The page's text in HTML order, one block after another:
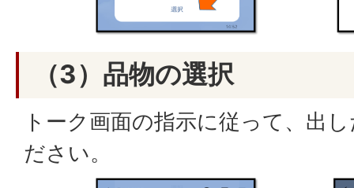
（3）品物の選択
トーク画面の指示に従って、出
ださい。